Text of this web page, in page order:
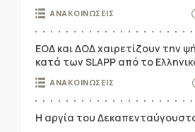
ΑΝΑΚΟΙΝΩΣΕΙΣ
ΕΟΔ και ΔΟΔ χαιρετίζουν την
κατά των SLAPP από το
ΑΝΑΚΟΙΝΩΣΕΙΣ
Η αργία του